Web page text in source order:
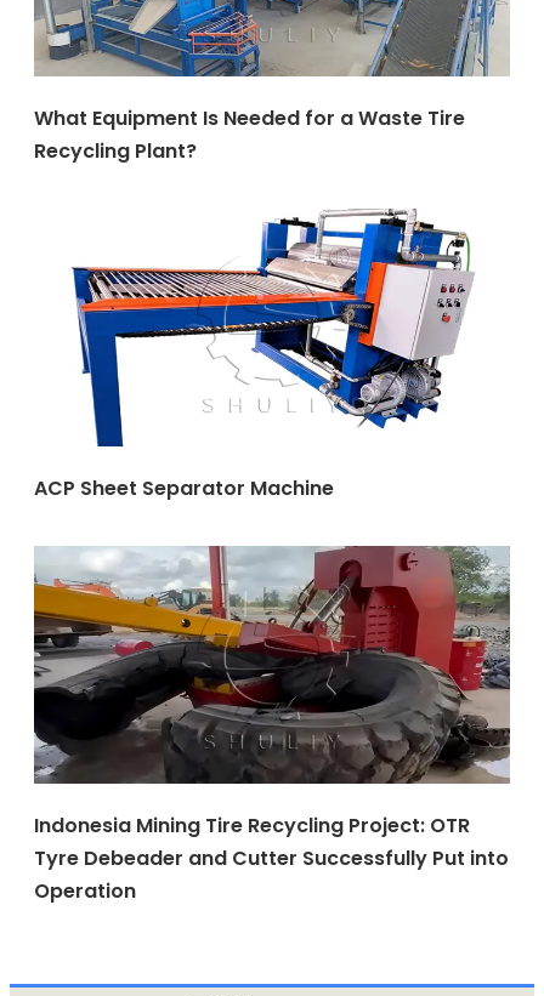
What Equipment Is Needed for a Waste Tire
Recycling Plant?
ACP Sheet Separator Machine
Indonesia Mining Tire Recycling Project: OTR
Tyre Debeader and Cutter Successfully Put into
Operation